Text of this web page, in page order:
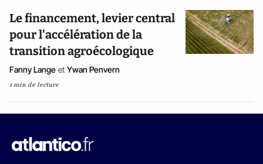
Le financement, levier central
pour l’accélération de la
transition agroécologique
Fanny Lange et Ywan Penvern
1 min de lecture